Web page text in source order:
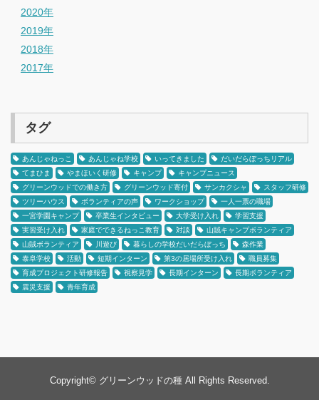
2020年
2019年
2018年
2017年
タグ
あんじゃねっこ あんじゃね学校 いってきました
だいだらぼっちリアル
てまひま
やまほいく研修 キャンプ
キャンプニュース
グリーンウッドでの働き方
グリーンウッド寄付 サンカクシャ
スタッフ研修
ツリーハウス
ボランティアの声 ワークショップ
一人一票の職場
一宮学園キャンプ
卒業生インタビュー 大学受け入れ
学習支援
実習受け入れ
家庭でできるねっこ教育 対談
山賊キャンプボランティア
山賊ボランティア
川遊び 暮らしの学校だいだらぼっち
森作業
泰阜学校
活動 短期インターン 第3の居場所受け入れ
職員募集
育成プロジェクト研修報告
視察見学 長期インターン
長期ボランティア
震災支援
青年育成
Copyright© グリーンウッドの種All Rights Reserved.